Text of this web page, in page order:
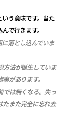
う意味です。 当た
で行きます。
に落とし込んでいま
方法が誕生していま
があります。
は無くなる。 失っ
たまた完全に忘れ去